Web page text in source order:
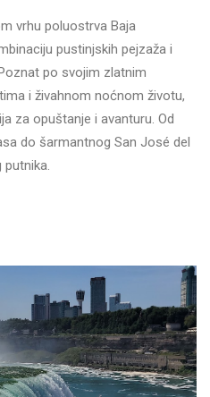
vrhu poluostrva Baja
pustinjskih pejzaža i
po svojim zlatnim
i živahnom noćnom životu,
za opuštanje i avanturu. Od
do šarmantnog San José del